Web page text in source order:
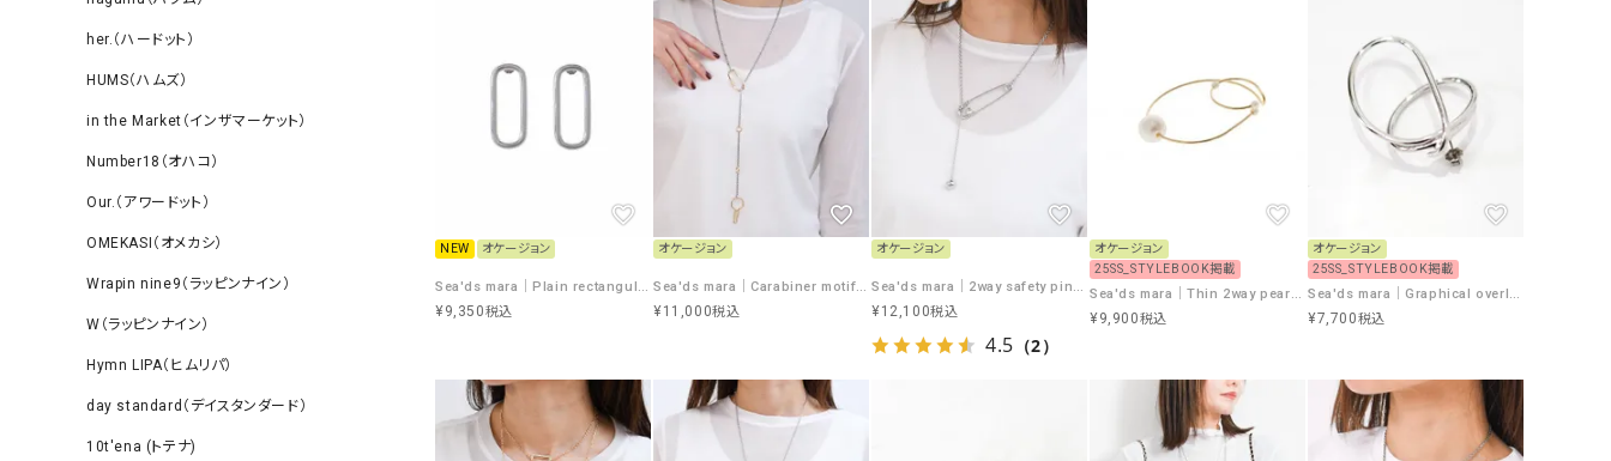
EVOL（イーボル）
SCOTCH&SODA（スコッチ
ダ）
SUGAR ROSE（シュガーロ
FLAVOR TEE（フレーバーティー） squady by graphite（スカ
GO TO HOLLYWOOD（ゴートゥーハリウ
ッド）
G-STAR RAW（ジースターロウ）
GAIMO（ガイモ）
UNIVERSAL OVERALL（
オーバーオール）
GRAMICCI（グラミチ）
USU GALLERY（ユーエ
her.（ハードット）
HUMS（ハムズ）
in the Market（インザマーケット）
Number18（オハコ）
Our.（アワードット）
OMEKASI（オメカシ）
Wrapin nine9（ラッピンナイン）
W（ラッピンナイン）
Hymn LIPA（ヒムリパ）
day standard（デイスタンダード）
10t'ena (トテナ)
NEW オケージョン
Sea'ds mara｜Plain rectangular pierce [[24A1-04P]][F]
¥9,350税込
オケージョン
Sea'ds mara｜Carabiner motif long necklace [[R21A3-66]][F]
¥11,000税込
オケージョン
Sea'ds mara｜2way safety pin necklace [[24A1-10]][F]
¥12,100税込
4.5 （2）
オケージョン
25SS_STYLEBOOK掲載
Sea'ds mara｜Thin 2way pearl earcuff ring [[25A1-17]][F]
¥9,900税込
オケージョン
25SS_STYLEBOOK掲載
Sea'ds mara｜Graphical overlap pierce(single) [[24A4-74P]][F]
¥7,700税込